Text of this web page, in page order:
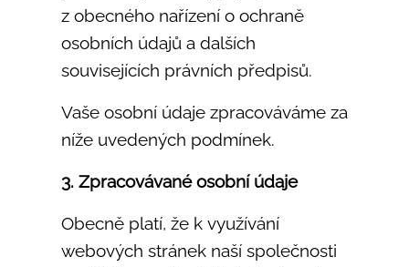
z obecného nařízení o ochraně
osobních údajů a dalších
souvisejících právních předpisů.
Vaše osobní údaje zpracováváme za
níže uvedených podmínek.
3. Zpracovávané osobní údaje
Obecně platí, že k využívání
webových stránek naší společnosti